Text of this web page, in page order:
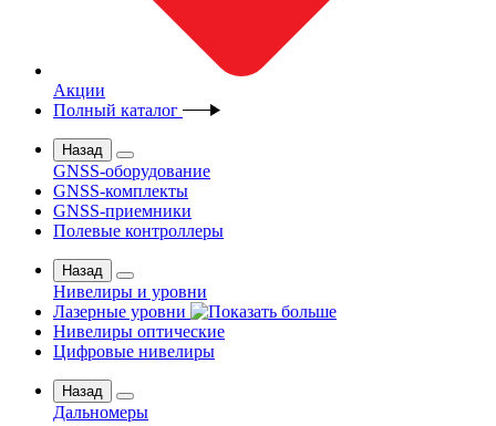
Акции
Полный каталог
Назад
GNSS-оборудование
GNSS-комплекты
GNSS-приемники
Полевые контроллеры
Назад
Нивелиры и уровни
Лазерные уровни
Нивелиры оптические
Цифровые нивелиры
Назад
Дальномеры